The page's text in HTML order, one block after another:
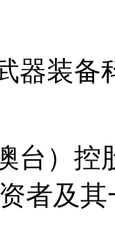
器装
台）
者及